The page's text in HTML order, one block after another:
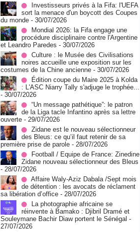
Investisseurs privés à la Fifa: l'UEFA
sort la menace d'un boycott des Coupes
du monde - 30/07/2026
Mondial 2026: la Fifa engage une
procédure disciplinaire contre l'Argentine
et Leandro Paredes - 30/07/2026
Culture : le Musée des Civilisations
noires accueille une exposition sur les
costumes de la Chine ancienne - 30/07/2026
Édition coupe du Maire 2025 à Kolda
: L'ASC Niarry Tally s'adjuge le trophée...
- 30/07/2026
“Un message pathétique”: le patron
de la Liga tacle Infantino après sa lettre
ouverte - 29/07/2026
Zidane est le nouveau sélectionneur
des Bleus: ce qu’il faut retenir de sa
première prise de parole - 28/07/2026
Football / Equipe de France: Zinedine
Zidane nouveau sélectionneur des Bleus
- 28/07/2026
Affaire Waly-Aziz Dabala /Sept mois
de détention : les avocats de réclament
sa libération d’office - 28/07/2026
La photographie africaine se
réinvente à Bamako : Djibril Dramé et
Souleymane Bachir Diaw portent le Sénégal -
27/07/2026